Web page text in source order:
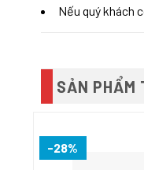
Nếu quý khách
SẢN PHẨM
-28%